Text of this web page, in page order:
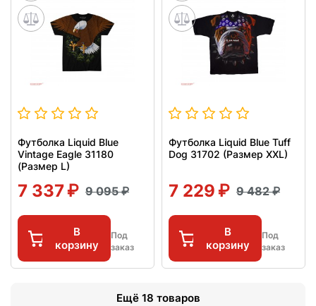
Футболка Liquid Blue
Vintage Eagle 31180
(Размер L)
7 337 9 095
В
корзину
Под
заказ
Футболка Liquid Blue Tuff
Dog 31702 (Размер XXL)
7 229 9 482
В
корзину
Под
заказ
Ещё 18 товаров